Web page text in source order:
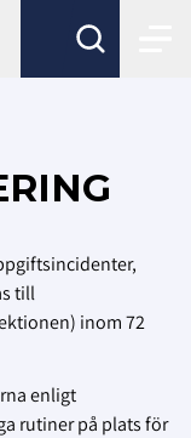
till
inom 72
enligt
rutiner på plats för